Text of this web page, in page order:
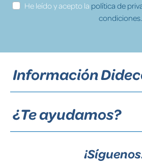
He leído y acepto la política de
condiciones.
Información
¿Te ayudamos?